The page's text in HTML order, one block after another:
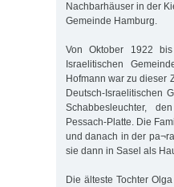
Nachbarhäuser in der
Gemeinde Hamburg.
Von Oktober 1922
Israelitischen
Hofmann war zu dieser
Deutsch-Israelitischen
Schabbesleuchter,
Pessach-Platte. Die
und danach in der
sie dann in Sasel als
Die älteste Tochter